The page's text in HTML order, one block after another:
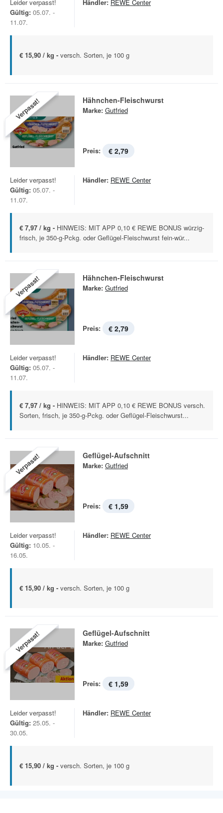
Leider verpasst!
Gültig: 05.07. -
11.07.
Händler: REWE Center
€ 15,90 / kg - versch. Sorten, je 100 g
Verpasst! Hähnchen-Fleischwurst
Marke: Gutfried
Preis: € 2,79
Leider verpasst!
Gültig: 05.07. -
11.07.
Händler: REWE Center
€ 7,97 / kg - HINWEIS: MIT APP 0,10 € REWE BONUS würzig-
frisch, je 350-g-Pckg. oder Geflügel-Fleischwurst fein-wür...
Verpasst! Hähnchen-Fleischwurst
Marke: Gutfried
Preis: € 2,79
Leider verpasst!
Gültig: 05.07. -
11.07.
Händler: REWE Center
€ 7,97 / kg - HINWEIS: MIT APP 0,10 € REWE BONUS versch.
Sorten, frisch, je 350-g-Pckg. oder Geflügel-Fleischwurst...
Verpasst! Geflügel-Aufschnitt
Marke: Gutfried
Preis: € 1,59
Leider verpasst!
Gültig: 10.05. -
16.05.
Händler: REWE Center
€ 15,90 / kg - versch. Sorten, je 100 g
Verpasst! Geflügel-Aufschnitt
Marke: Gutfried
Preis: € 1,59
Leider verpasst!
Gültig: 25.05. -
30.05.
Händler: REWE Center
€ 15,90 / kg - versch. Sorten, je 100 g